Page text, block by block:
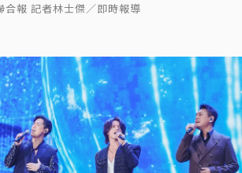
合報 記者林士傑／即時報導